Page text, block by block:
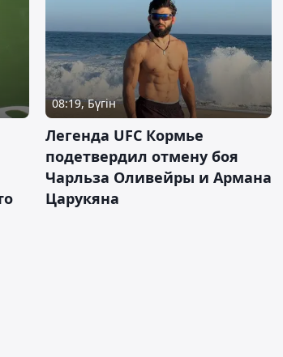
08:19, Бүгін
Легенда UFC Кормье
подетвердил отмену боя
Чарльза Оливейры и Армана
Царукяна